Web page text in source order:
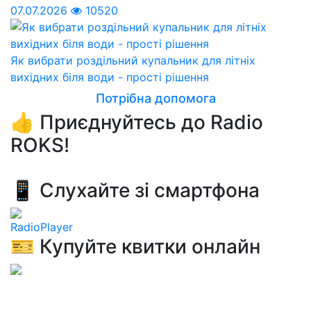
07.07.2026
10520
Як вибрати роздільний купальник для літніх
вихідних біля води - прості рішення
Потрібна допомога
👍 Приєднуйтесь до Radio
ROKS!
📱 Слухайте зі смартфона
RadioPlayer
🎫 Купуйте квитки онлайн